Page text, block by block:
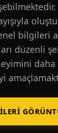
bilgileri
düzenli